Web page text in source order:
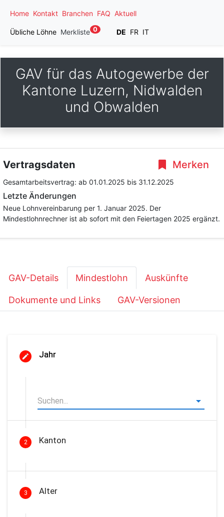
Home Kontakt Branchen FAQ Aktuell
Übliche Löhne Merkliste 0 DE FR IT
GAV für das Autogewerbe der
Kantone Luzern, Nidwalden
und Obwalden
Merken
Vertragsdaten
Gesamtarbeitsvertrag: ab 01.01.2025 bis 31.12.2025
Letzte Änderungen
Neue Lohnvereinbarung per 1. Januar 2025. Der
Mindestlohnrechner ist ab sofort mit den Feiertagen 2025 ergänzt.
GAV-Details Mindestlohn Auskünfte
Dokumente und Links GAV-Versionen
Jahr
2 Kanton
3 Alter